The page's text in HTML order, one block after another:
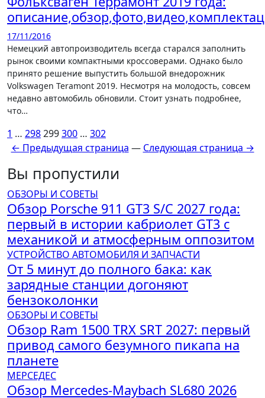
17/11/2016
Немецкий автопроизводитель всегда старался заполнить
рынок своими компактными кроссоверами. Однако было
принято решение выпустить большой внедорожник
Volkswagen Teramont 2019. Несмотря на молодость, совсем
недавно автомобиль обновили. Стоит узнать подробнее,
что…
Пагинация
записей
1 … 298299300 … 302
← Предыдущая страница — Следующая страница →
Вы пропустили
ОБЗОРЫ И СОВЕТЫ
Обзор Porsche 911 GT3 S/C 2027 года:
первый в истории кабриолет GT3 с
механикой и атмосферным оппозитом
УСТРОЙСТВО АВТОМОБИЛЯ И ЗАПЧАСТИ
От 5 минут до полного бака: как
зарядные станции догоняют
бензоколонки
ОБЗОРЫ И СОВЕТЫ
Обзор Ram 1500 TRX SRT 2027: первый
привод самого безумного пикапа на
планете
МЕРСЕДЕС
Обзор Mercedes-Maybach SL680 2026